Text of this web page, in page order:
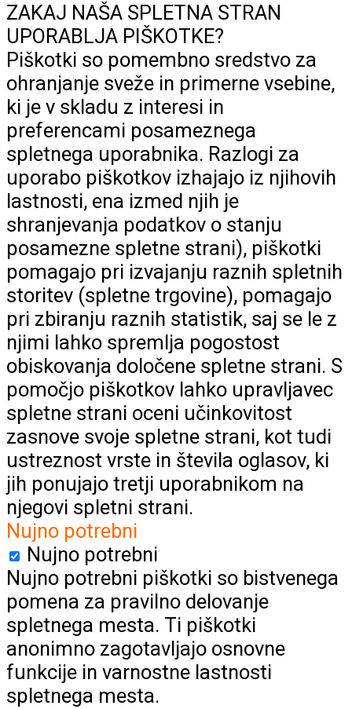
ZAKAJ NAŠA SPLETNA STRAN
UPORABLJA PIŠKOTKE?
Piškotki so pomembno sredstvo za
ohranjanje sveže in primerne vsebine,
ki je v skladu z interesi in
preferencami posameznega
spletnega uporabnika. Razlogi za
uporabo piškotkov izhajajo iz njihovih
lastnosti, ena izmed njih je
shranjevanja podatkov o stanju
posamezne spletne strani), piškotki
pomagajo pri izvajanju raznih spletnih
storitev (spletne trgovine), pomagajo
pri zbiranju raznih statistik, saj se le z
njimi lahko spremlja pogostost
obiskovanja določene spletne strani. S
pomočjo piškotkov lahko upravljavec
spletne strani oceni učinkovitost
zasnove svoje spletne strani, kot tudi
ustreznost vrste in števila oglasov, ki
jih ponujajo tretji uporabnikom na
njegovi spletni strani.
Nujno potrebni
Nujno potrebni
Nujno potrebni piškotki so bistvenega
pomena za pravilno delovanje
spletnega mesta. Ti piškotki
anonimno zagotavljajo osnovne
funkcije in varnostne lastnosti
spletnega mesta.